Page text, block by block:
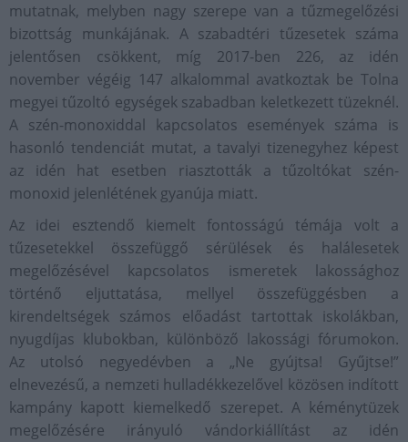
mutatnak, melyben nagy szerepe van a tűzmegelőzési
bizottság munkájának. A szabadtéri tűzesetek száma
jelentősen csökkent, míg 2017-ben 226, az idén
november végéig 147 alkalommal avatkoztak be Tolna
megyei tűzoltó egységek szabadban keletkezett tüzeknél.
A szén-monoxiddal kapcsolatos események száma is
hasonló tendenciát mutat, a tavalyi tizenegyhez képest
az idén hat esetben riasztották a tűzoltókat szén-
monoxid jelenlétének gyanúja miatt.
Az idei esztendő kiemelt fontosságú témája volt a
tűzesetekkel összefüggő sérülések és halálesetek
megelőzésével kapcsolatos ismeretek lakossághoz
történő eljuttatása, mellyel összefüggésben a
kirendeltségek számos előadást tartottak iskolákban,
nyugdíjas klubokban, különböző lakossági fórumokon.
Az utolsó negyedévben a „Ne gyújtsa! Gyűjtse!”
elnevezésű, a nemzeti hulladékkezelővel közösen indított
kampány kapott kiemelkedő szerepet. A kéménytüzek
megelőzésére irányuló vándorkiállítást az idén